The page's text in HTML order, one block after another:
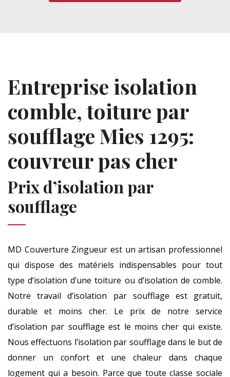
Entreprise isolation
comble, toiture par
soufflage Mies 1295:
couvreur pas cher
Prix d’isolation par
soufflage
MD Couverture Zingueur est un artisan professionnel
qui dispose des matériels indispensables pour tout
type d’isolation d’une toiture ou d’isolation de comble.
Notre travail d’isolation par soufflage est gratuit,
durable et moins cher. Le prix de notre service
d’isolation par soufflage est le moins cher qui existe.
Nous effectuons l’isolation par soufflage dans le but de
donner un confort et une chaleur dans chaque
logement qui a besoin. Parce que toute classe sociale